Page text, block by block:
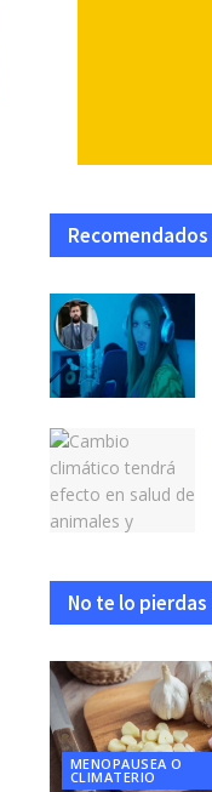
Recomendados
No te lo pierdas
MENOPAUSEA O
CLIMATERIO